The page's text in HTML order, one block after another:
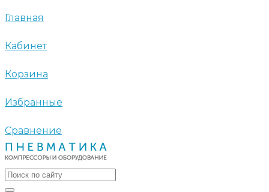
Главная
Кабинет
Корзина
Избранные
Сравнение